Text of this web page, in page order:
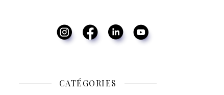
CATÉGORIES